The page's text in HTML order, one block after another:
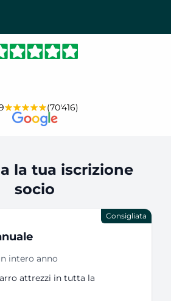
(70'416)
la tua iscrizione
socio
Consigliata
intero anno
attrezzi in tutta la